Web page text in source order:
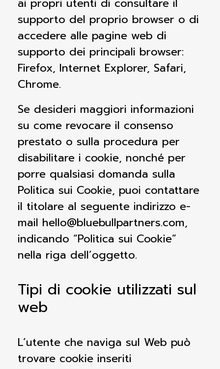
supporto del proprio browser o di
accedere alle pagine web di
supporto dei principali browser:
Firefox, Internet Explorer, Safari,
Chrome.
Se desideri maggiori informazioni
su come revocare il consenso
prestato o sulla procedura per
disabilitare i cookie, nonché per
porre qualsiasi domanda sulla
Politica sui Cookie, puoi contattare
il titolare al seguente indirizzo e-
mail hello@bluebullpartners.com,
indicando “Politica sui Cookie”
nella riga dell’oggetto.
Tipi di cookie utilizzati sul
web
L’utente che naviga sul Web può
trovare cookie inseriti